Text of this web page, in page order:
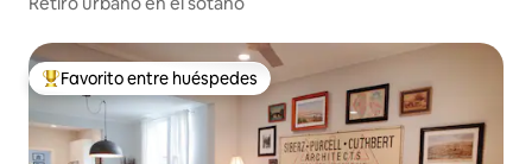
De los mejores en Favorito entre huéspedes
Favorito entre huéspedes